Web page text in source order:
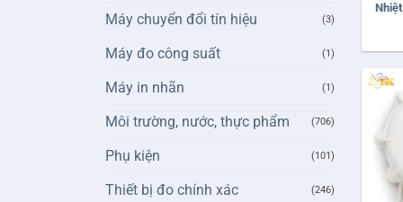
Máy chuyển đổi tín hiệu (3)
Máy đo công suất (1)
Máy in nhãn (1)
Môi trường, nước, thực phẩm (706)
Phụ kiện (101)
Thiết bị đo chính xác (246)